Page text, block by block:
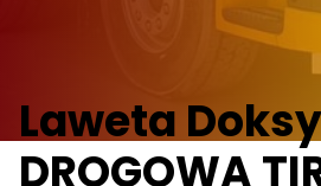
Laweta
DROGOWA